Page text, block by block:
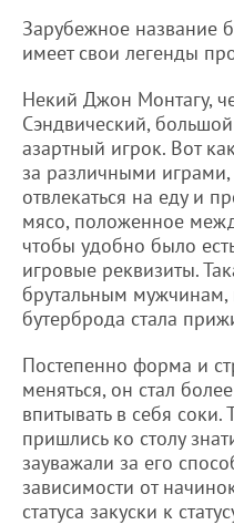
Зарубежное название
имеет свои легенды
Некий Джон Монтагу,
Сэндвический,
азартный игрок. Вот
за различными
отвлекаться на еду и
мясо, положенное
чтобы удобно было
игровые реквизиты.
брутальным мужчинам,
бутерброда стала
Постепенно форма и
меняться, он стал
впитывать в себя соки.
пришлись ко столу
зауважали за его
зависимости от
статуса закуски к